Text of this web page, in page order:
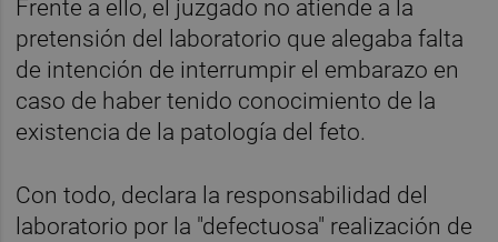
Frente a ello, el juzgado no atiende a la
pretensión del laboratorio que alegaba falta
de intención de interrumpir el embarazo en
caso de haber tenido conocimiento de la
existencia de la patología del feto.
Con todo, declara la responsabilidad del
laboratorio por la "defectuosa" realización de